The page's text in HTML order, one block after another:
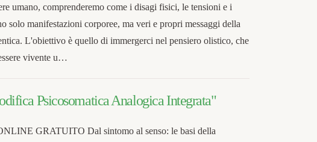
umano, comprenderemo come i disagi fisici, le tensioni e i
solo manifestazioni corporee, ma veri e propri messaggi della
L'obiettivo è quello di immergerci nel pensiero olistico, che
vivente u…
Psicosomatica Analogica Integrata"
GRATUITO Dal sintomo al senso: le basi della